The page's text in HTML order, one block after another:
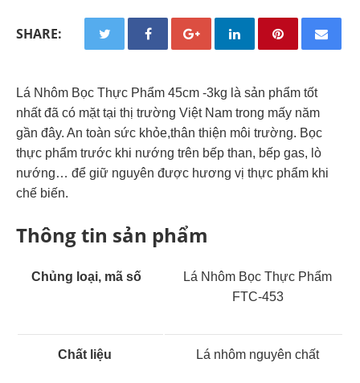
SHARE:
Lá Nhôm Bọc Thực Phẩm 45cm -3kg là sản phẩm tốt
nhất đã có mặt tại thị trường Việt Nam trong mấy năm
gần đây. An toàn sức khỏe,thân thiện môi trường. Bọc
thực phẩm trước khi nướng trên bếp than, bếp gas, lò
nướng… để giữ nguyên được hương vị thực phẩm khi
chế biến.
Thông tin sản phẩm
Chủng loại, mã số
Lá Nhôm Bọc Thực Phẩm
FTC-453
Chất liệu Lá nhôm nguyên chất